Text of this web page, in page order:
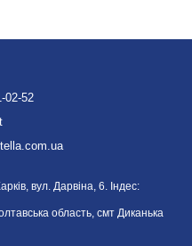
02-52
область, смт Диканька